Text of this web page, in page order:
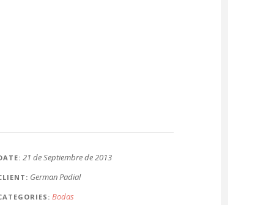
21 de Septiembre de 2013
German Padial
Bodas